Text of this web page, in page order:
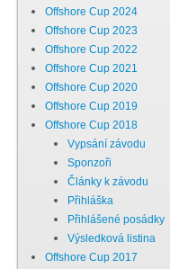
ČANY
Kdo jsme
Zveme vás mezi nás
Setkání ČANY
Chci se stát členem
Offshore Cup 2024
Offshore Cup 2023
Offshore Cup 2022
Offshore Cup 2021
Offshore Cup 2020
Offshore Cup 2019
Offshore Cup 2018
Vypsání závodu
Sponzoři
Články k závodu
Přihláška
Přihlášené posádky
Výsledková listina
Offshore Cup 2017